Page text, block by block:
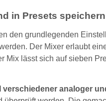
in Presets speichern
den grundlegenden
Der Mixer erlaubt
Mix lässt sich auf sieben
analoger